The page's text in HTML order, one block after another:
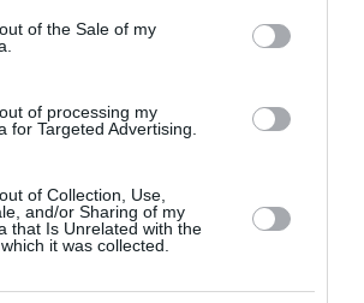
of the Sale of my
of processing my
for Targeted Advertising.
of Collection, Use,
and/or Sharing of my
that Is Unrelated with the
it was collected.
υψηλό κίνδυνο φωτιάς σε έξι
για φωτιά που προκλήθηκε από
φωτοβολταϊκό πάρκο